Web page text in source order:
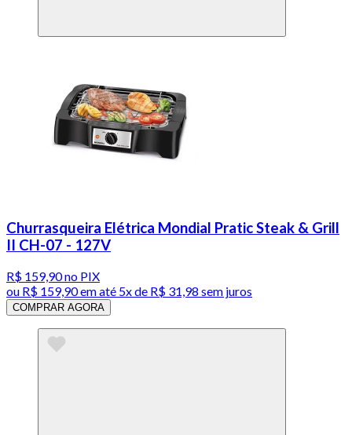
Churrasqueira Elétrica Mondial Pratic Steak & Grill
II CH-07 - 127V
R$ 159,90no PIX
ou R$ 159,90em até 5x de R$ 31,98 sem juros
COMPRAR AGORA